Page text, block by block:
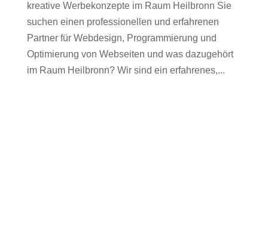
kreative Werbekonzepte im Raum Heilbronn Sie
suchen einen professionellen und erfahrenen
Partner für Webdesign, Programmierung und
Optimierung von Webseiten und was dazugehört
im Raum Heilbronn? Wir sind ein erfahrenes,...